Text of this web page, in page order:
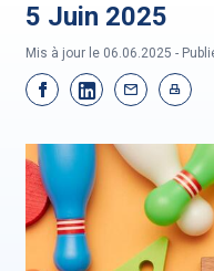
5 Juin 2025
Mis à jour le 06.06.2025 -